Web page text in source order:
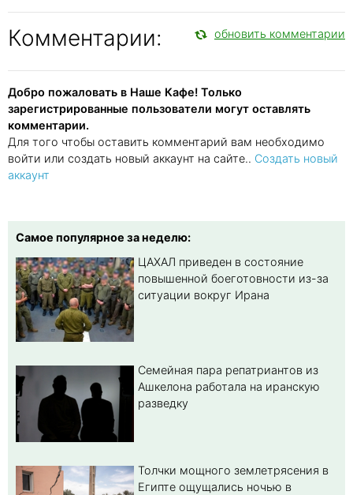
Комментарии: обновить комментарии
Добро пожаловать в Наше Кафе! Только
зарегистрированные пользователи могут оставлять
комментарии.
Для того чтобы оставить комментарий вам необходимо
войти или создать новый аккаунт на сайте.. Создать новый
аккаунт
Самое популярное за неделю:
ЦАХАЛ приведен в состояние
повышенной боеготовности из-за
ситуации вокруг Ирана
Семейная пара репатриантов из
Ашкелона работала на иранскую
разведку
Толчки мощного землетрясения в
Египте ощущались ночью в